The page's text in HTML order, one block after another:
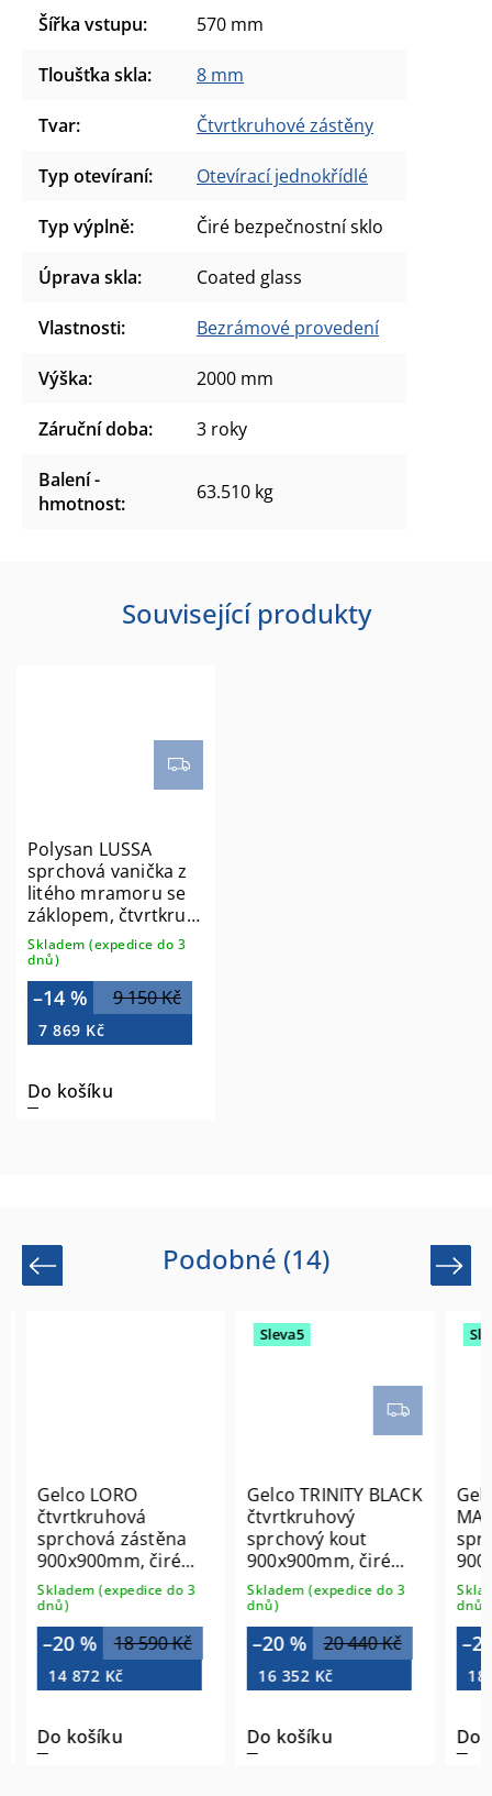
Šířka vstupu: 570 mm
Tloušťka skla: 8 mm
Tvar: Čtvrtkruhové zástěny
Typ otevíraní: Otevírací jednokřídlé
Typ výplně: Čiré bezpečnostní sklo
Úprava skla: Coated glass
Vlastnosti: Bezrámové provedení
Výška: 2000 mm
Záruční doba: 3 roky
Balení -
hmotnost: 63.510 kg
Související produkty
Polysan LUSSA
sprchová vanička z
litého mramoru se
záklopem, čtvrtkruh
90x90cm, R550
71602
Skladem (expedice do 3
dnů)
9 150 Kč
–14 %
7 869 Kč
Do košíku
Podobné (14)
Previous
Gelco LORO
čtvrtkruhová
sprchová zástěna
900x900mm, čiré
sklo GN5590
Skladem (expedice do 3
dnů)
18 590 Kč
–20 %
14 872 Kč
Do košíku
Sleva5
Gelco TRINITY BLACK
čtvrtkruhový
sprchový kout
900x900mm, čiré
sklo, levé GT6590CL-
B
Skladem (expedice do 3
dnů)
20 440 Kč
–20 %
16 352 Kč
Do košíku
G
dnů)
18
Do
Next